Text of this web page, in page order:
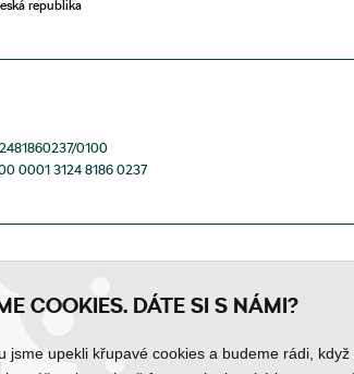
republika
0100
0001 3124 8186 0237
COOKIES. DÁTE SI S NÁMI?
jsme upekli křupavé cookies a budeme rádi, když